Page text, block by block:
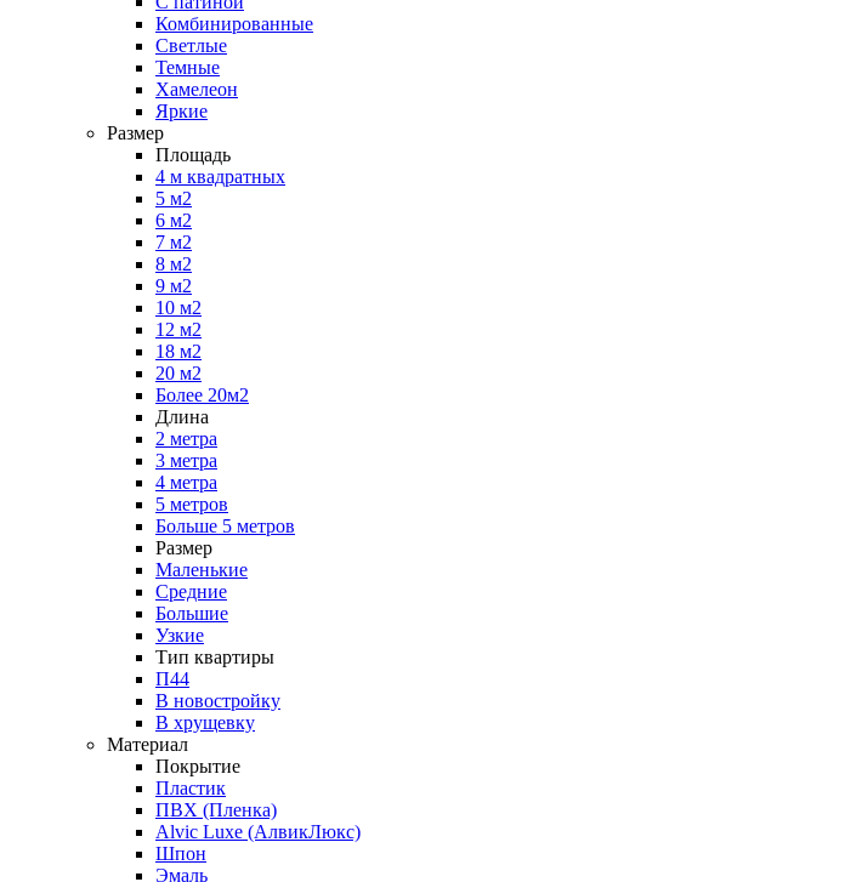
Комбинированные
Светлые
Темные
Хамелеон
Яркие
Размер
Площадь
4 м квадратных
5 м2
6 м2
7 м2
8 м2
9 м2
10 м2
12 м2
18 м2
20 м2
Более 20м2
Длина
2 метра
3 метра
4 метра
5 метров
Больше 5 метров
Размер
Маленькие
Средние
Большие
Узкие
Тип квартиры
П44
В новостройку
В хрущевку
Материал
Покрытие
Пластик
ПВХ (Пленка)
Alvic Luxe (АлвикЛюкс)
Шпон
Эмаль